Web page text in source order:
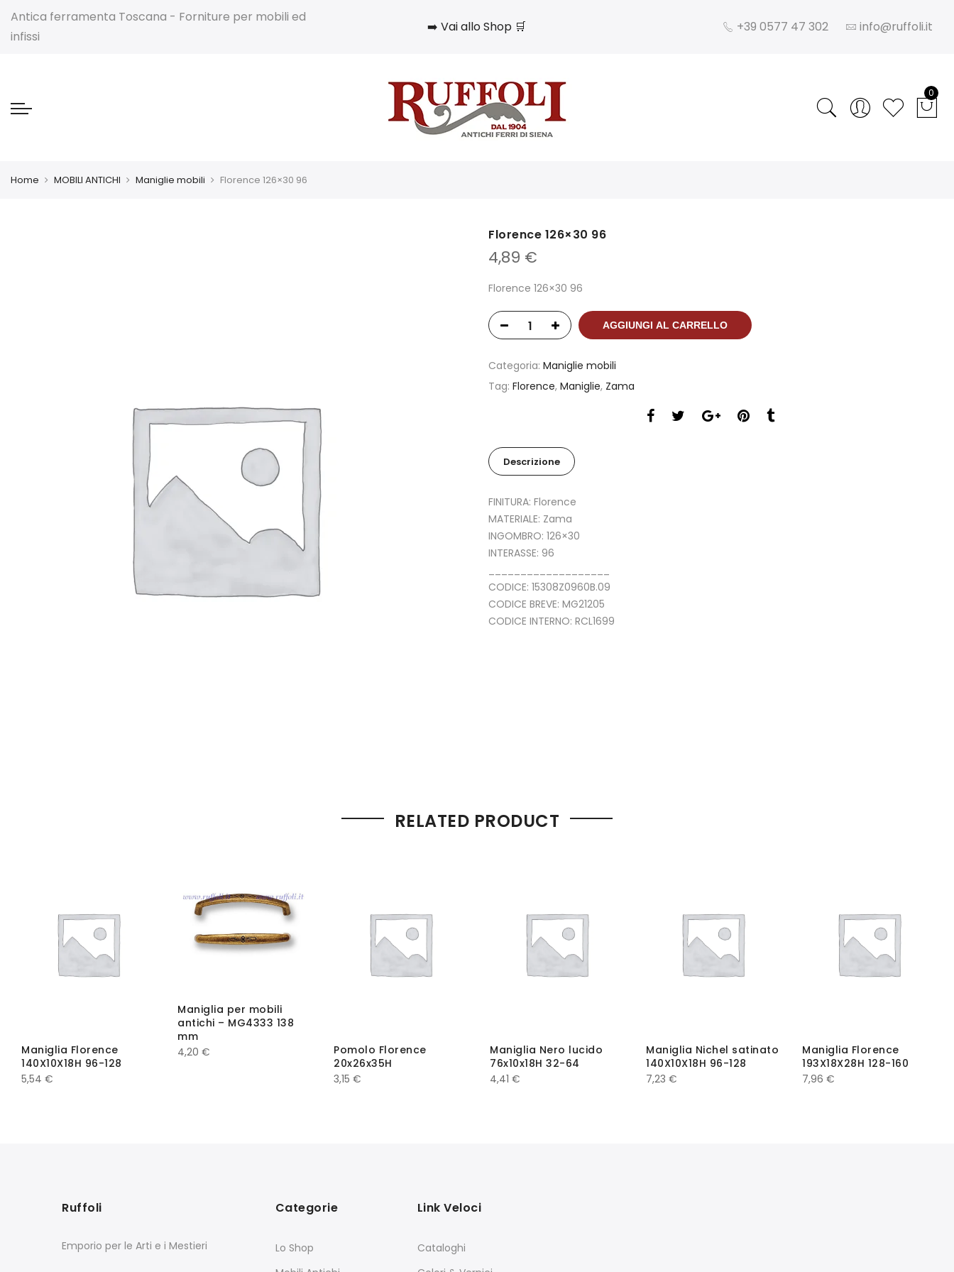
Antica ferramenta Toscana - Forniture per mobili ed
infissi
➡️ Vai allo Shop 🛒 +39 0577 47 302 info@ruffoli.it
0
Home MOBILI ANTICHI Maniglie mobili Florence 126×30 96
Florence 126×30 96
4,89 €
Florence 126×30 96
AGGIUNGI AL CARRELLO
Categoria: Maniglie mobili
Tag: Florence, Maniglie, Zama
Descrizione
FINITURA: Florence
MATERIALE: Zama
INGOMBRO: 126×30
INTERASSE: 96
CODICE: 15308Z0960B.09
CODICE BREVE: MG21205
CODICE INTERNO: RCL1699
RELATED PRODUCT
Maniglia Florence
140X10X18H 96-128
5,54 €
Maniglia per mobili
antichi – MG4333 138
mm
4,20 €
Pomolo Florence
20x26x35H
3,15 €
Maniglia Nero lucido
76x10x18H 32-64
4,41 €
Maniglia Nichel satinato
140X10X18H 96-128
7,23 €
Maniglia Florence
193X18X28H 128-160
7,96 €
Ruffoli
Emporio per le Arti e i Mestieri
Categorie
Lo Shop
Link Veloci
Cataloghi